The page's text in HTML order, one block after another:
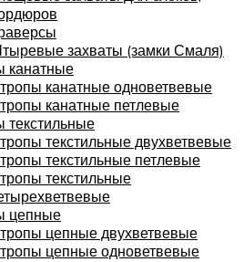
захваты (замки Смаля)
канатные
канатные одноветвевые
канатные петлевые
текстильные
текстильные двухветвевые
текстильные петлевые
текстильные
цепные
цепные двухветвевые
цепные одноветвевые